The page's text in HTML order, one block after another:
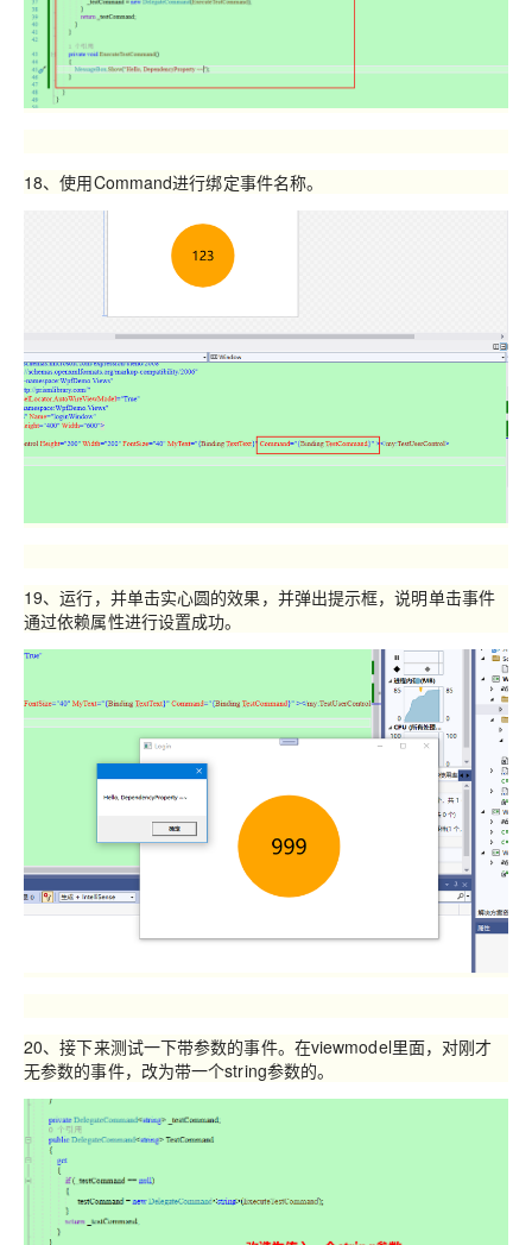
18、使用Command进行绑定事件名称。
19、运行，并单击实心圆的效果，并弹出提示框，说明单击事件
通过依赖属性进行设置成功。
20、接下来测试一下带参数的事件。在viewmodel里面，对刚才
无参数的事件，改为带一个string参数的。